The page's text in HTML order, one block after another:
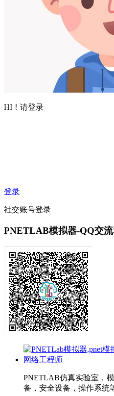
HI！请登录
登录
社交账号登录
PNETLAB模拟器-QQ交
PNETLAB仿真实验室，
备，安全设备，操作系统